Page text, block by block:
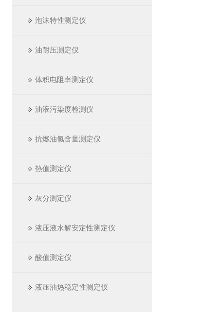
泡沫特性测定仪
油耐压测定仪
体积电阻率测定仪
油液污染度检测仪
抗燃油氯含量测定仪
热值测定仪
灰分测定仪
液压液水解安定性测定仪
酸值测定仪
液压油热稳定性测定仪